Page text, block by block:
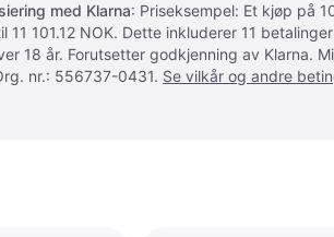
med Klarna: Priseksempel: Et kjøp på
101.12 NOK. Dette inkluderer 11
år. Forutsetter godkjenning av Klarna.
nr.: 556737-0431. Se vilkår og andre